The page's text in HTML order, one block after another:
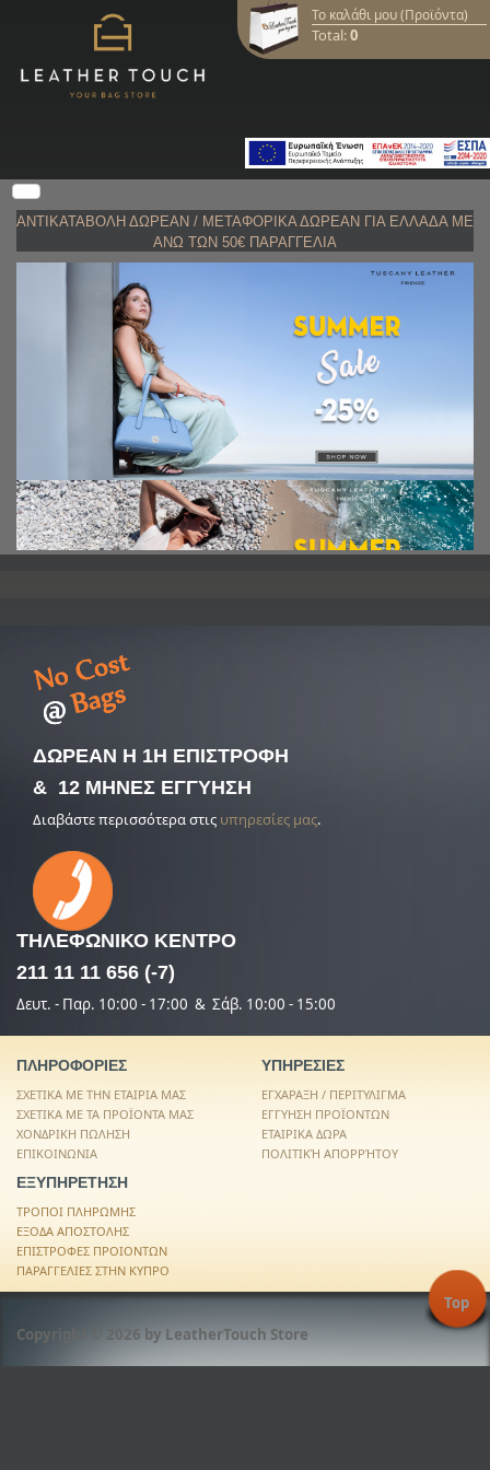
Το καλάθι μου (Προϊόντα)
Total:0
ΑΝΤΙΚΑΤΑΒΟΛΗ ΔΩΡΕΑΝ / ΜΕΤΑΦΟΡΙΚΑ ΔΩΡΕΑΝ ΓΙΑ ΕΛΛΑΔΑ ΜΕ
ΑΝΩ ΤΩΝ 50€ ΠΑΡΑΓΓΕΛΙΑ
ΔΩΡΕΑΝ Η 1Η ΕΠΙΣΤΡΟΦΗ
& 12 ΜΗΝΕΣ ΕΓΓΥΗΣΗ
Διαβάστε περισσότερα στις υπηρεσίες μας.
ΤΗΛΕΦΩΝΙΚΟ ΚΕΝΤΡΟ
211 11 11 656 (-7)
Δευτ. - Παρ. 10:00 - 17:00 & Σάβ. 10:00 - 15:00
ΠΛΗΡΟΦΟΡΙΕΣ
ΣΧΕΤΙΚΑ ΜΕ ΤΗΝ ΕΤΑΙΡΙΑ ΜΑΣ
ΣΧΕΤΙΚΑ ΜΕ ΤΑ ΠΡΟΪΟΝΤΑ ΜΑΣ
ΧΟΝΔΡΙΚΗ ΠΩΛΗΣΗ
ΕΠΙΚΟΙΝΩΝΙΑ
ΥΠΗΡΕΣΙΕΣ
ΕΓΧΑΡΑΞΗ / ΠΕΡΙΤΥΛΙΓΜΑ
ΕΓΓΥΗΣΗ ΠΡΟΪΟΝΤΩΝ
ΕΤΑΙΡΙΚΑ ΔΩΡΑ
ΠΟΛΙΤΙΚΉ ΑΠΟΡΡΉΤΟΥ
ΕΞΥΠΗΡΕΤΗΣΗ
ΤΡΟΠΟΙ ΠΛΗΡΩΜΗΣ
ΕΞΟΔΑ ΑΠΟΣΤΟΛΗΣ
ΕΠΙΣΤΡΟΦΕΣ ΠΡΟΙΟΝΤΩΝ
ΠΑΡΑΓΓΕΛΙΕΣ ΣΤΗΝ ΚΥΠΡΟ
Copyright © 2026 by LeatherTouch Store
Top